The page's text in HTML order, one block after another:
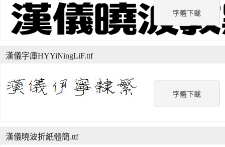
字體下載
字體下載
漢儀字庫HYYiNingLiF.ttf
漢儀曉波折紙體簡.ttf